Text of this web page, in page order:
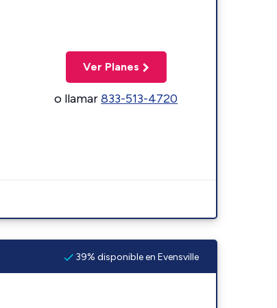
Ver Planes
o llamar833-513-4720
39% disponible en Evensville